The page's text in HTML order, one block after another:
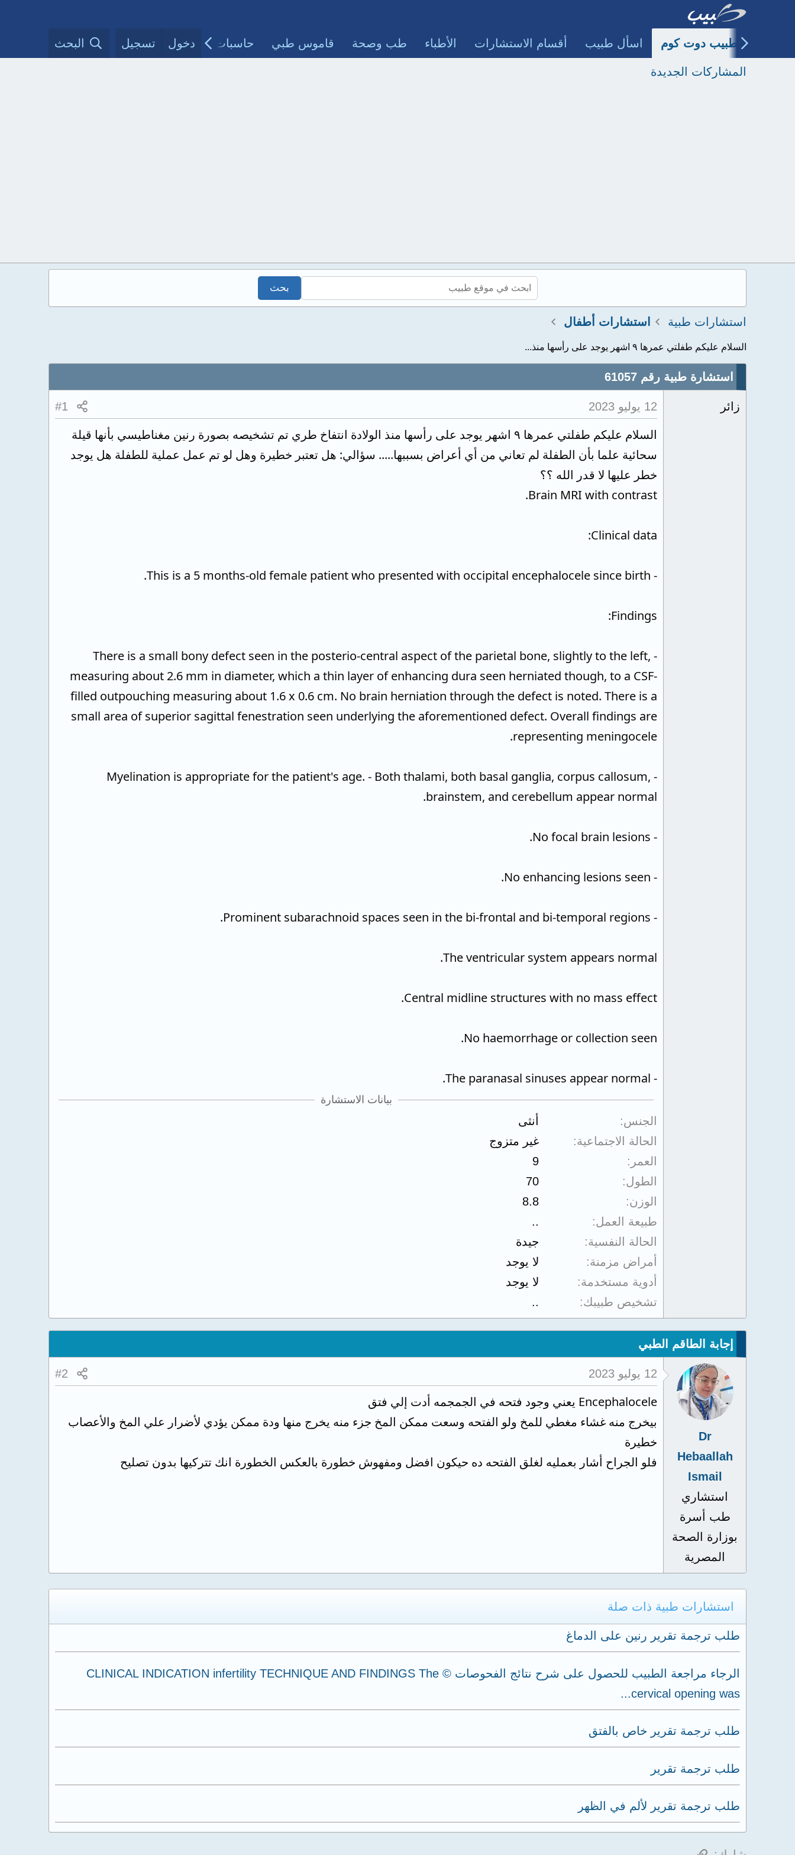
طبيب دوت كوم اسأل طبيب أقسام الاستشارات الأطباء طب وصحة قاموس طبي حاسبات طبية مقالات الأطباءدخول تسجيل البحث
المشاركات الجديدة
استشارات طبية استشارات أطفال
السلام عليكم طفلتي عمرها ٩ اشهر يوجد على رأسها منذ...
استشارة طبية رقم 61057
زائر 12 يوليو 2023 #1
السلام عليكم طفلتي عمرها ٩ اشهر يوجد على رأسها منذ الولادة انتفاخ طري تم تشخيصه بصورة رنين مغناطيسي بأنها قيلة
سحائية علما بأن الطفلة لم تعاني من أي أعراض بسببها..... سؤالي: هل تعتبر خطيرة وهل لو تم عمل عملية للطفلة هل يوجد
خطر عليها لا قدر الله ؟؟
Brain MRI with contrast.
Clinical data:
- This is a 5 months-old female patient who presented with occipital encephalocele since birth.
Findings:
- There is a small bony defect seen in the posterio-central aspect of the parietal bone, slightly to the left,
measuring about 2.6 mm in diameter, which a thin layer of enhancing dura seen herniated though, to a CSF-
filled outpouching measuring about 1.6 x 0.6 cm. No brain herniation through the defect is noted. There is a
small area of superior sagittal fenestration seen underlying the aforementioned defect. Overall findings are
representing meningocele.
- Myelination is appropriate for the patient's age. - Both thalami, both basal ganglia, corpus callosum,
brainstem, and cerebellum appear normal.
- No focal brain lesions.
- No enhancing lesions seen.
- Prominent subarachnoid spaces seen in the bi-frontal and bi-temporal regions.
The ventricular system appears normal.
Central midline structures with no mass effect.
No haemorrhage or collection seen.
- The paranasal sinuses appear normal.
بيانات الاستشارة
الجنس
أنثى
الحالة الاجتماعية
غير متزوج
العمر
9
الطول
70
الوزن
8.8
طبيعة العمل
..
الحالة النفسية
جيدة
أمراض مزمنة
لا يوجد
أدوية مستخدمة
لا يوجد
تشخيص طبيبك
..
إجابة الطاقم الطبي
Dr
Hebaallah
Ismail
استشاري
طب أسرة
بوزارة الصحة
المصرية
12 يوليو 2023 #2
Encephalocele يعني وجود فتحه في الجمجمه أدت إلي فتق
بيخرج منه غشاء مغطي للمخ ولو الفتحه وسعت ممكن المخ جزء منه يخرج منها ودة ممكن يؤدي لأضرار علي المخ والأعصاب
خطيرة
فلو الجراح أشار بعمليه لغلق الفتحه ده حيكون افضل ومفهوش خطورة بالعكس الخطورة انك تتركيها بدون تصليح
استشارات طبية ذات صلة
طلب ترجمة تقرير رنين على الدماغ
‎الرجاء مراجعة الطبيب للحصول على شرح نتائج الفحوصات © CLINICAL INDICATION infertility TECHNIQUE AND FINDINGS The
cervical opening was...
طلب ترجمة تقرير خاص بالفتق
طلب ترجمة تقرير
طلب ترجمة تقرير لألم في الظهر